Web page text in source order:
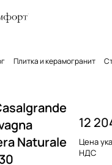
Плитка и керамогранит
Naturale
12
Цена
НДС